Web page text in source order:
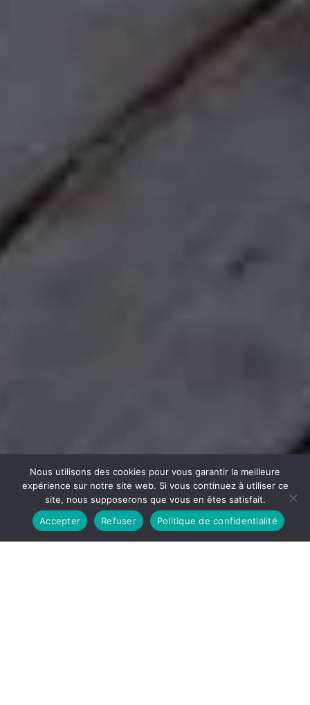
Nous utilisons des cookies pour vous garantir la meilleure
expérience sur notre site web. Si vous continuez à utiliser ce
site, nous supposerons que vous en êtes satisfait.
Accepter
Refuser Politique de confidentialité